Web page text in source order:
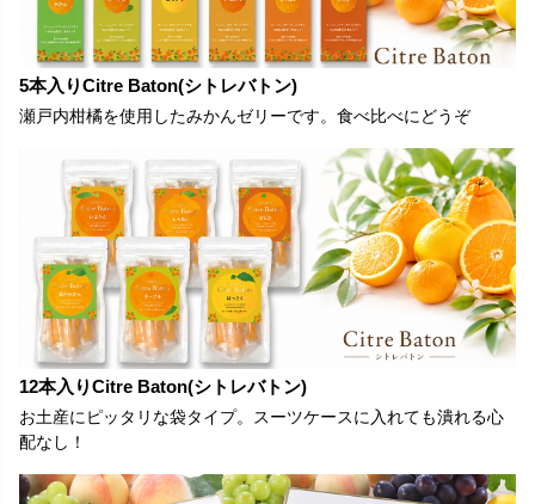
5本入りCitre Baton(シトレバトン)
瀬戸内柑橘を使用したみかんゼリーです。食べ比べにどうぞ
12本入りCitre Baton(シトレバトン)
お土産にピッタリな袋タイプ。スーツケースに入れても潰れる心
配なし！